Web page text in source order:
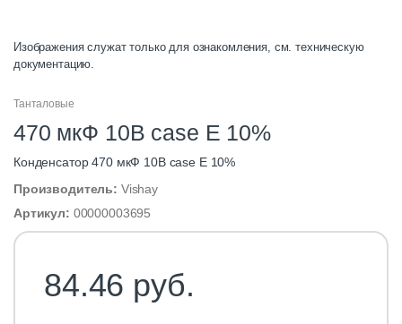
Изображения служат только для ознакомления, см. техническую
документацию.
Танталовые
470 мкФ 10В case E 10%
Конденсатор 470 мкФ 10В case E 10%
Производитель: Vishay
Артикул: 00000003695
84.46 руб.